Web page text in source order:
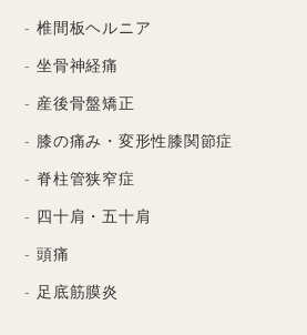
椎間板ヘルニア
坐骨神経痛
産後骨盤矯正
膝の痛み・変形性膝関節症
脊柱管狭窄症
四十肩・五十肩
頭痛
足底筋膜炎